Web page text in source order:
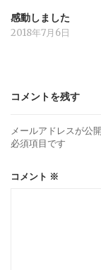
感動しました
2018年7月6日
コメントを残す
メールアドレスが公
必須項目です
コメント ※